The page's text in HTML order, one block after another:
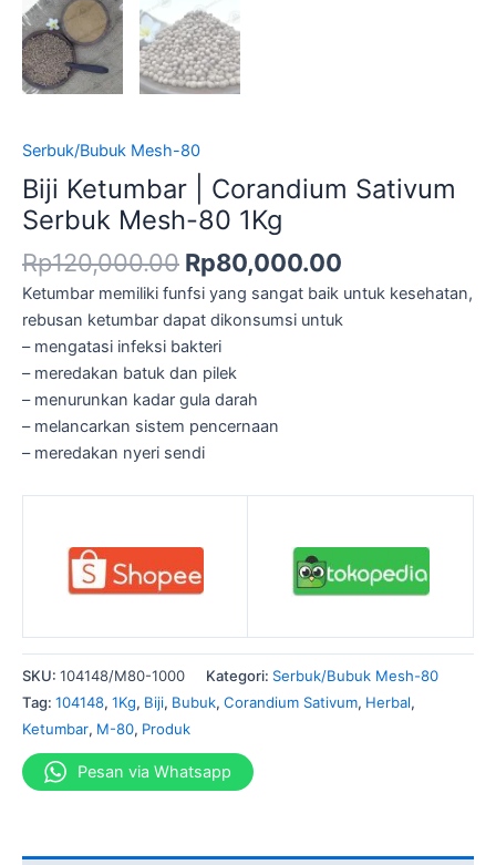
Serbuk/Bubuk Mesh-80
Biji Ketumbar | Corandium Sativum
Serbuk Mesh-80 1Kg
Rp120,000.00 Rp80,000.00
Ketumbar memiliki funfsi yang sangat baik untuk kesehatan,
rebusan ketumbar dapat dikonsumsi untuk
– mengatasi infeksi bakteri
– meredakan batuk dan pilek
– menurunkan kadar gula darah
– melancarkan sistem pencernaan
– meredakan nyeri sendi
SKU: 104148/M80-1000 Kategori: Serbuk/Bubuk Mesh-80
Tag: 104148, 1Kg, Biji, Bubuk, Corandium Sativum, Herbal,
Ketumbar, M-80, Produk
Pesan via Whatsapp